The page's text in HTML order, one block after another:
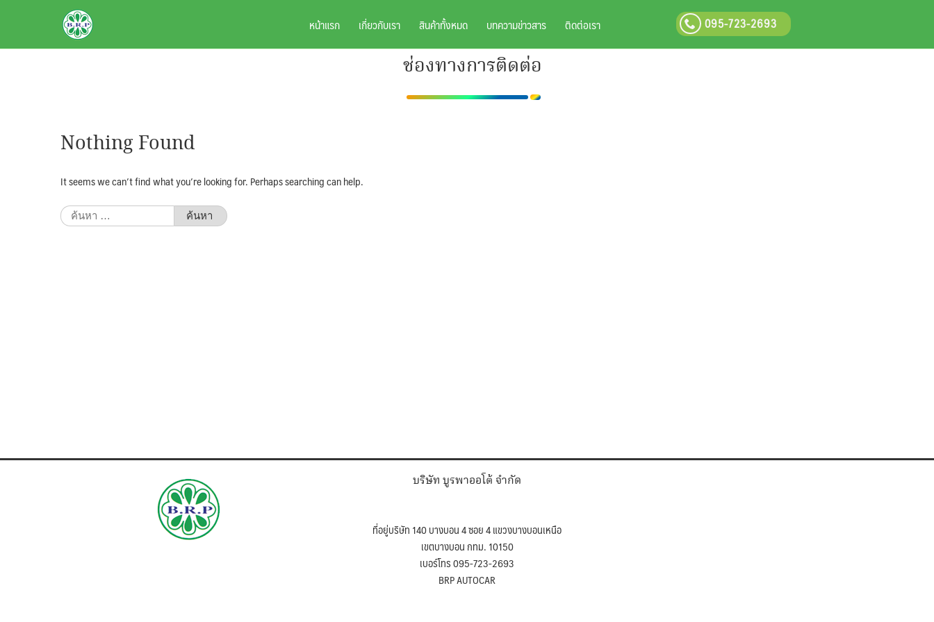
BRPAUTO.COM 095-723-2693
หน้าแรก เกี่ยวกับเรา สินค้าทั้งหมด บทความข่าวสาร ติดต่อเรา
ช่องทางการติดต่อ
Nothing Found
It seems we can’t find what you’re looking for. Perhaps searching can help.
ค้นหา
สำหรับ:
บริษัท บูรพาออโต้ จำกัด
ที่อยู่บริษัท 140 บางบอน 4 ซอย 4 แขวงบางบอนเหนือ
เขตบางบอน กทม. 10150
เบอร์โทร 095-723-2693
BRP AUTOCAR